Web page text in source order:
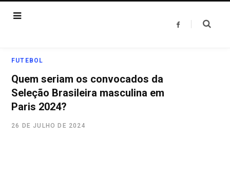
F
FUTEBOL
Quem seriam os convocados da
Seleção Brasileira masculina em
Paris 2024?
26 DE JULHO DE 2024